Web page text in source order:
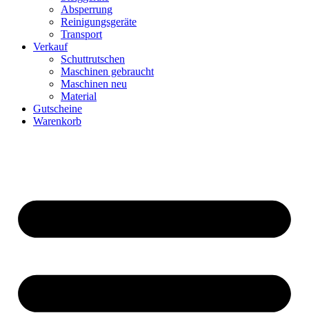
Absperrung
Reinigungsgeräte
Transport
Verkauf
Schuttrutschen
Maschinen gebraucht
Maschinen neu
Material
Gutscheine
Warenkorb